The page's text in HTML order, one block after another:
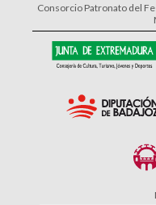
Consorcio Patronato del